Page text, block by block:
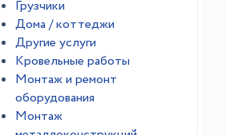
Грузчики
Дома / коттеджи
Другие услуги
Кровельные работы
Монтаж и ремонт
оборудования
Монтаж